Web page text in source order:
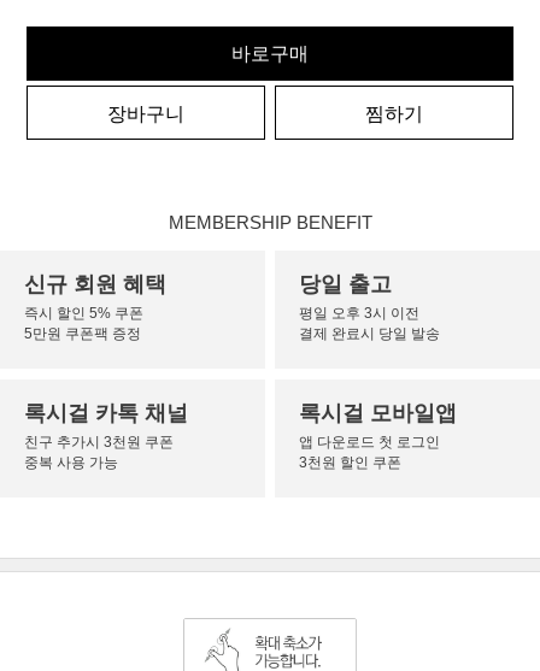
바로구매
장바구니 찜하기
MEMBERSHIP BENEFIT
신규 회원 혜택
즉시 할인 5% 쿠폰
5만원 쿠폰팩 증정
당일 출고
평일 오후 3시 이전
결제 완료시 당일 발송
록시걸 카톡 채널
친구 추가시 3천원 쿠폰
중복 사용 가능
록시걸 모바일앱
앱 다운로드 첫 로그인
3천원 할인 쿠폰